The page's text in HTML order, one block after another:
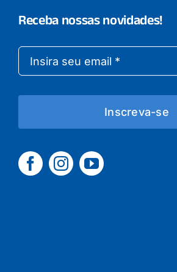
Receba nossas novidades!
Inscreva-se